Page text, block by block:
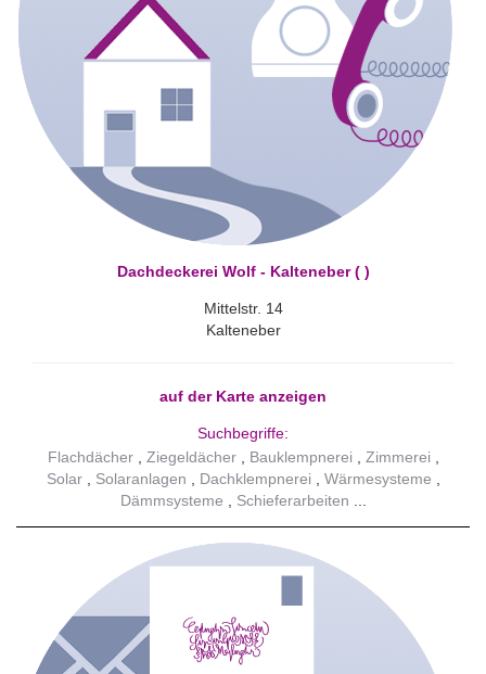
Dachdeckerei Wolf - Kalteneber ( )
Mittelstr. 14
Kalteneber
auf der Karte anzeigen
Suchbegriffe:
Flachdächer
Ziegeldächer Bauklempnerei
Zimmerei
Solar
Solaranlagen Dachklempnerei
Wärmesysteme
Dämmsysteme
Schieferarbeiten